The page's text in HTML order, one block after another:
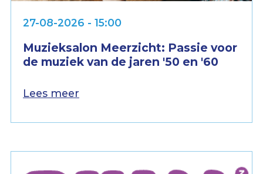
27-08-2026 - 15:00
Muzieksalon Meerzicht: Passie voor
de muziek van de jaren '50 en '60
Lees meer